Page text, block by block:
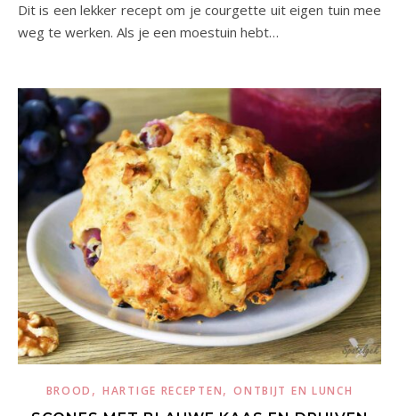
Dit is een lekker recept om je courgette uit eigen tuin mee
weg te werken. Als je een moestuin hebt…
BROOD ,HARTIGE RECEPTEN,ONTBIJT EN LUNCH